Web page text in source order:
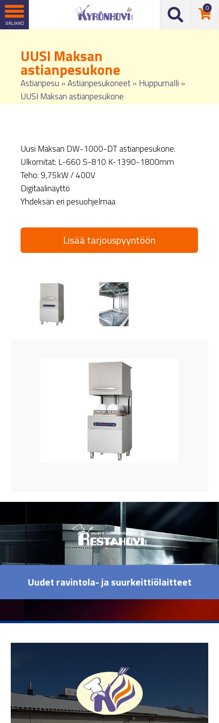
0
UUSI Maksan
astianpesukone
Astianpesu »Astianpesukoneet» Huppumalli »
UUSI Maksan astianpesukone
Uusi Maksan DW-1000-DT astianpesukone.
Ulkomitat: L-660 S-810 K-1390-1800mm
Teho: 9,75kW / 400V
Digitaalinäyttö
Yhdeksän eri pesuohjelmaa
Lisää tarjouspyyntöön
Uudet ravintola- ja suurkeittiölaitteet